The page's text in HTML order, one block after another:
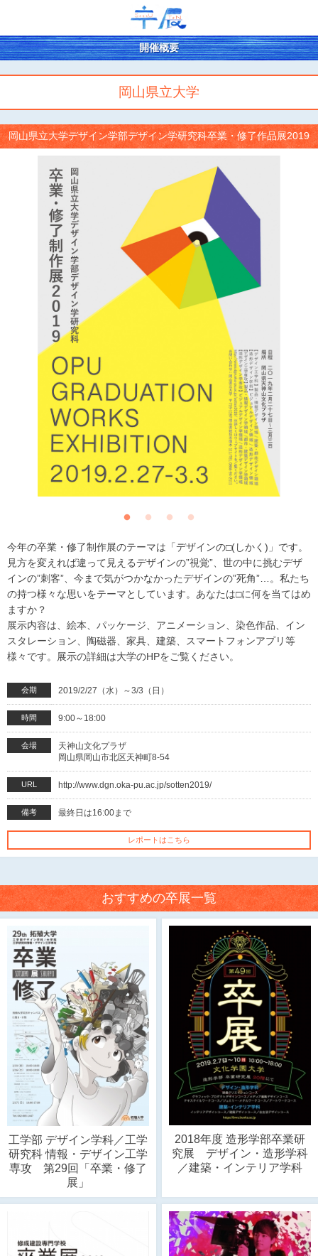
開催概要
岡山県立大学
岡山県立大学デザイン学部デザイン学研究科卒業・修了作品展2019
今年の卒業・修了制作展のテーマは「デザインの□(しかく)」です。
見方を変えれば違って見えるデザインの”視覚”、世の中に挑むデザ
インの”刺客”、今まで気がつかなかったデザインの”死角”…。私たち
の持つ様々な思いをテーマとしています。あなたは□に何を当てはめ
ますか？
展示内容は、絵本、パッケージ、アニメーション、染色作品、イン
スタレーション、陶磁器、家具、建築、スマートフォンアプリ等
様々です。展示の詳細は大学のHPをご覧ください。
会期 2019/2/27（水）～3/3（日）
時間 9:00～18:00
会場
天神山文化プラザ
岡山県岡山市北区天神町8-54
URL http://www.dgn.oka-pu.ac.jp/sotten2019/
備考 最終日は16:00まで
レポートはこちら
おすすめの卒展一覧
工学部 デザイン学科／工学
研究科 情報・デザイン工学
専攻 第29回「卒業・修了
展」
2018年度 造形学部卒業研
究展 デザイン・造形学科
／建築・インテリア学科